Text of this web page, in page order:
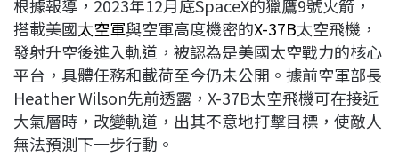
根據報導，2023年12月底SpaceX的獵鷹9號火箭，
搭載美國太空軍與空軍高度機密的X-37B太空飛機，
發射升空後進入軌道，被認為是美國太空戰力的核心
平台，具體任務和載荷至今仍未公開。據前空軍部長
Heather Wilson先前透露，X-37B太空飛機可在接近
大氣層時，改變軌道，出其不意地打擊目標，使敵人
無法預測下一步行動。